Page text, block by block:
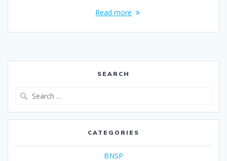
Read more
SEARCH
CATEGORIES
BNSP